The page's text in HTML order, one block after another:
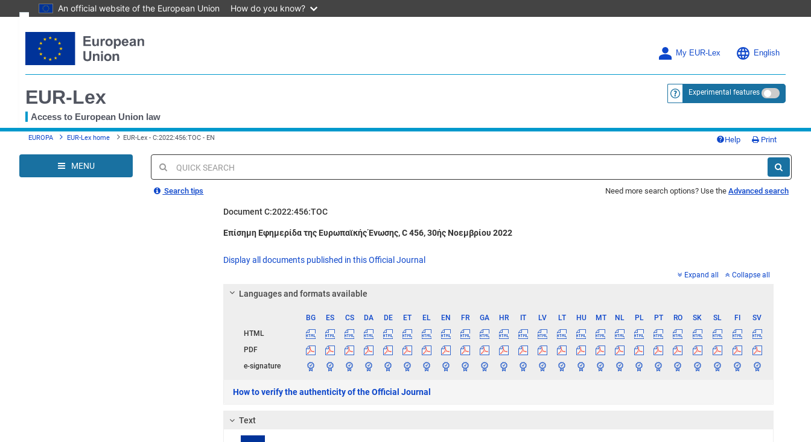
An official website of the European Union How do you know?
to
content
My EUR-Lex English
EUR-Lex
Access to European Union law
<a href="https://eur-lex.europa.eu/
Experimental features
You
here
EUROPA EUR-Lex home EUR-Lex - C:2022:456:TOC - EN Help Print
MENU
Quick
search
Search tips Need more search options? Use the Advanced search
Document C:2022:456:TOC
Document information
Permanent link
Download notice
Επίσημη Εφημερίδα της Ευρωπαϊκής Ένωσης, C 456, 30ής Νοεμβρίου 2022
Display all documents published in this Official Journal
Expand all Collapse all
Languages and formats available
BG ES CS DA DE ET EL EN FR GA HR IT LV LT HU MT NL PL PT RO SK SL FI
SV
HTML
PDF
e-signature
How to verify the authenticity of the Official Journal
Text